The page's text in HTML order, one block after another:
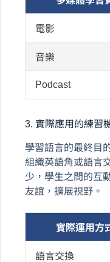
電影
音樂
Podcast
3. 實際應用的練習
學習語言的最終目
組織英語角或語言
少，學生之間的互
友誼，擴展視野。
實際運用方
語言交換